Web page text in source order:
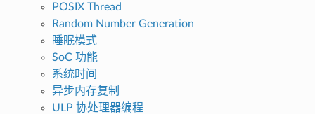
POSIX Thread
Random Number Generation
睡眠模式
SoC 功能
系统时间
异步内存复制
ULP 协处理器编程